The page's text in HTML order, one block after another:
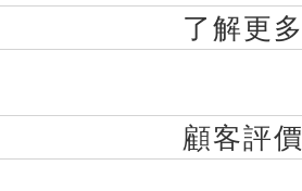
了解更多
顧客評價